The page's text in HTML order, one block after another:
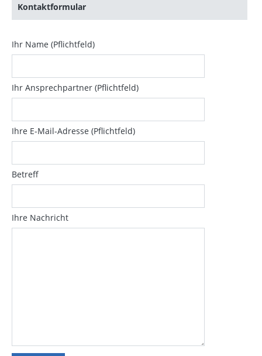
Kontaktformular
Ihr Name (Pflichtfeld)
Ihr Ansprechpartner (Pflichtfeld)
Ihre E-Mail-Adresse (Pflichtfeld)
Betreff
Ihre Nachricht